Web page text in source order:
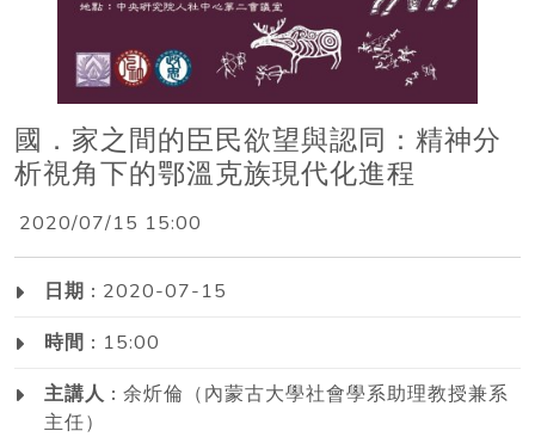
國．家之間的臣民欲望與認同：精神分
析視角下的鄂溫克族現代化進程
2020/07/15 15:00
日期 : 2020-07-15
時間 : 15:00
主講人 : 余炘倫（內蒙古大學社會學系助理教授兼系
主任）